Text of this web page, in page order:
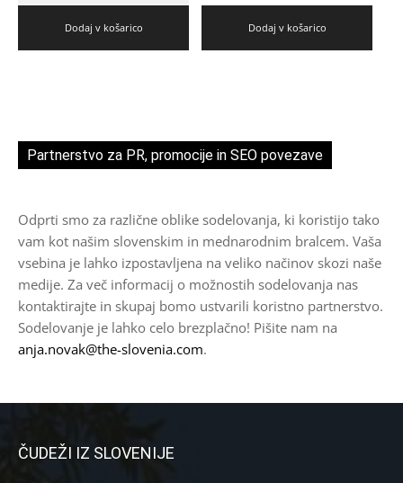
Dodaj v košarico Dodaj v košarico
Partnerstvo za PR, promocije in SEO povezave
Odprti smo za različne oblike sodelovanja, ki koristijo tako
vam kot našim slovenskim in mednarodnim bralcem. Vaša
vsebina je lahko izpostavljena na veliko načinov skozi naše
medije. Za več informacij o možnostih sodelovanja nas
kontaktirajte in skupaj bomo ustvarili koristno partnerstvo.
Sodelovanje je lahko celo brezplačno! Pišite nam na
anja.novak@the-slovenia.com.
ČUDEŽI IZ SLOVENIJE